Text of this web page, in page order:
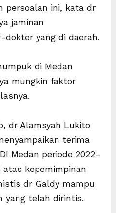
persoalan ini, kata dr
jaminan
dokter yang di daerah.
di Medan
mungkin faktor
dr Alamsyah Lukito
terima
Medan periode 2022–
atas kepemimpinan
dr Galdy mampu
yang telah dirintis.